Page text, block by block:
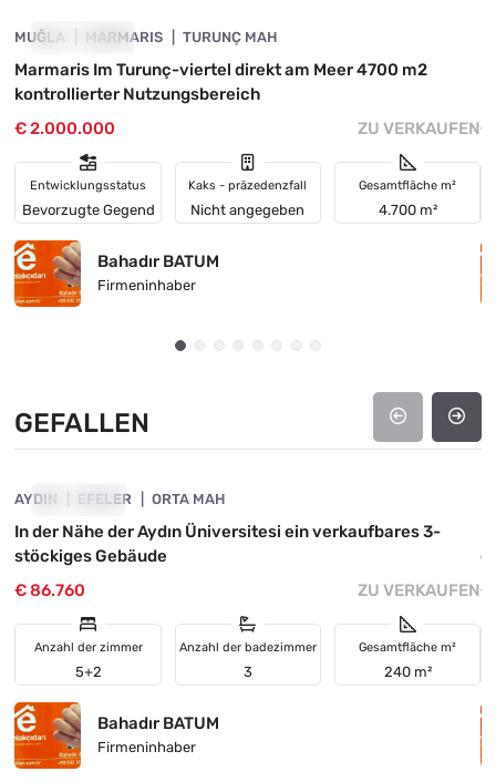
DRINGENDE
MUĞLA MARMARIS TURUNÇ MAH
Marmaris Im Turunç-viertel direkt am Meer 4700 m2
kontrollierter Nutzungsbereich
€ 2.000.000
ZU VERKAUFEN
Entwicklungsstatus
Bevorzugte Gegend
Kaks - präzedenzfall
Nicht angegeben
Gesamtfläche m²
4.700 m²
Bahadır BATUM
Firmeninhaber
€
GEFALLEN
GEFALLEN
AYDIN EFELER ORTA MAH
In der Nähe der Aydın Üniversitesi ein verkaufbares 3-
stöckiges Gebäude
€ 86.760
ZU VERKAUFEN
Anzahl der zimmer
5+2
Anzahl der badezimmer
3
Gesamtfläche m²
240 m²
Bahadır BATUM
Firmeninhaber
€